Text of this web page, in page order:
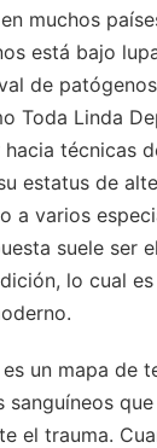
muchos
está bajo
de
Toda Linda
técnicas
estatus de
a varios
suele ser
lo cual
un mapa de
sanguíneos
el trauma.